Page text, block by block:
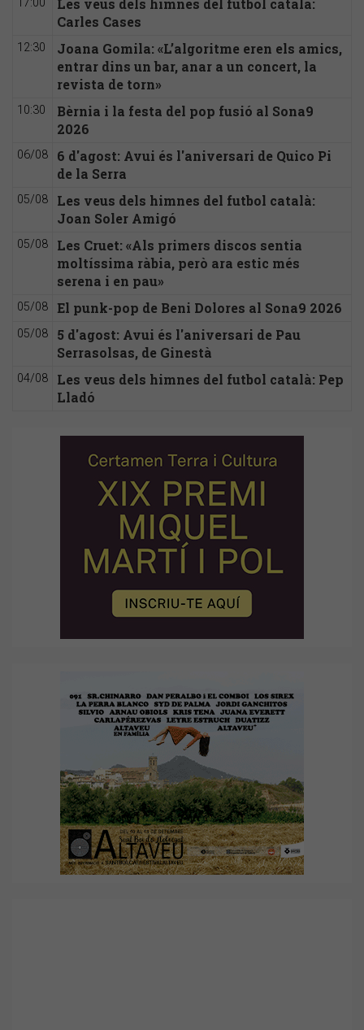
17:00
Les veus dels himnes del futbol català:
Carles Cases
12:30
Joana Gomila: «L’algoritme eren els amics,
entrar dins un bar, anar a un concert, la
revista de torn»
10:30
Bèrnia i la festa del pop fusió al Sona9
2026
06/08
6 d'agost: Avui és l'aniversari de Quico Pi
de la Serra
05/08
Les veus dels himnes del futbol català:
Joan Soler Amigó
05/08
Les Cruet: «Als primers discos sentia
moltíssima ràbia, però ara estic més
serena i en pau»
05/08 El punk-pop de Beni Dolores al Sona9 2026
05/08
5 d'agost: Avui és l'aniversari de Pau
Serrasolsas, de Ginestà
04/08
Les veus dels himnes del futbol català: Pep
Lladó